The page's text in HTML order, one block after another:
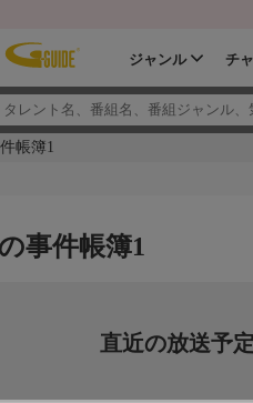
ジャンル チ
帳簿1
事件帳簿1
直近の放送予